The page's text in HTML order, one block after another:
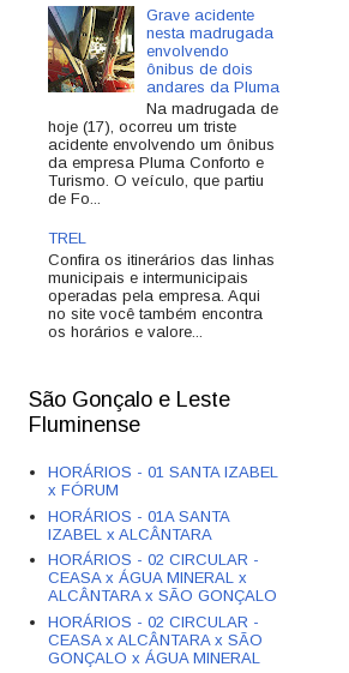
Grave acidente
nesta madrugada
envolvendo
ônibus de dois
andares da Pluma
Na madrugada de
hoje (17), ocorreu um triste
acidente envolvendo um ônibus
da empresa Pluma Conforto e
Turismo. O veículo, que partiu
de Fo...
TREL
Confira os itinerários das linhas
municipais e intermunicipais
operadas pela empresa. Aqui
no site você também encontra
os horários e valore...
São Gonçalo e Leste
Fluminense
HORÁRIOS - 01 SANTA IZABEL
x FÓRUM
HORÁRIOS - 01A SANTA
IZABEL x ALCÂNTARA
HORÁRIOS - 02 CIRCULAR -
CEASA x ÁGUA MINERAL x
ALCÂNTARA x SÃO GONÇALO
HORÁRIOS - 02 CIRCULAR -
CEASA x ALCÂNTARA x SÃO
GONÇALO x ÁGUA MINERAL